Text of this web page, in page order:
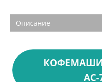
Описание
AC-